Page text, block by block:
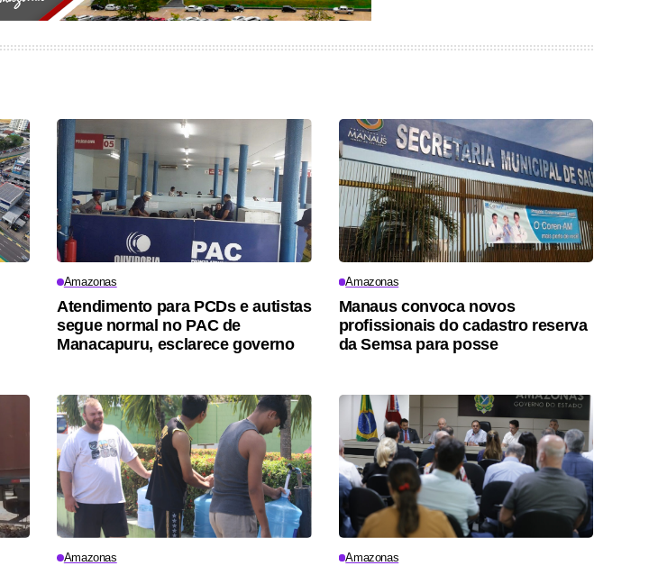
Amazonas
Atendimento para PCDs e autistas
segue normal no PAC de
Manacapuru, esclarece governo
Amazonas
Manaus convoca novos
profissionais do cadastro reserva
da Semsa para posse
Amazonas Amazonas